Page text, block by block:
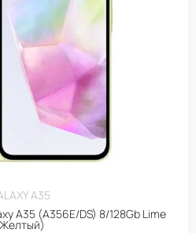
A35
A35 (A356E/DS) 8/128Gb Lime